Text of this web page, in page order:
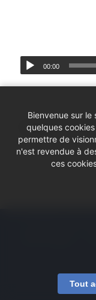
00:00
Partager ce culte
Bienvenue sur le
quelques
permettre de
n'est revendue à
ces
Tout